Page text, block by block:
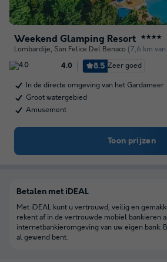
Weekend Glamping Resort ★★★★
Lombardije, San Felice Del Benaco (7,6 km
4.0 8.5 Zeer goed
In de directe omgeving van het Gardameer
Groot watergebied
Amusement
Toon prijzen
Betalen met iDEAL
Met iDEAL kunt u vertrouwd, veilig en
rekent af in de vertrouwde mobiel bankieren
internetbankieromgeving van uw eigen bank.
al gewend bent.